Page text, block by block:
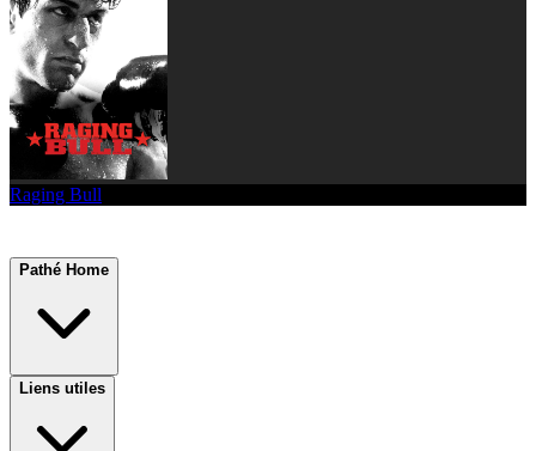
Raging Bull
Pathé Home
Liens utiles